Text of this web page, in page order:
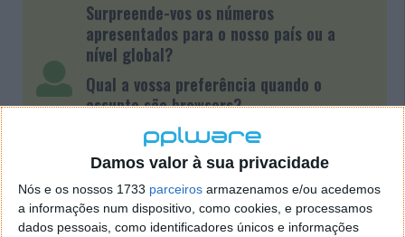
Damos valor à sua privacidade
Nós e os nossos 1733 parceiros armazenamos e/ou acedemos
a informações num dispositivo, como cookies, e processamos
dados pessoais, como identificadores únicos e informações
Surpreende-vos os números
apresentados para o nosso país ou a
nível global?
Qual a vossa preferência quando o
assunto são browsers?
Deixem nos comentários as vossas
opiniões.